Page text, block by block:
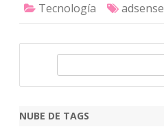
Tecnología adsense
cNUBE DE TAGS